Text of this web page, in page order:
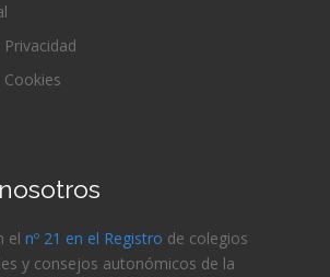
el nº 21 en el Registro de colegios
y consejos autonómicos de la